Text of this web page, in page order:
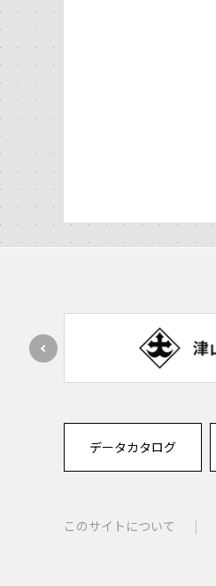
データカタログ
このサイトについて